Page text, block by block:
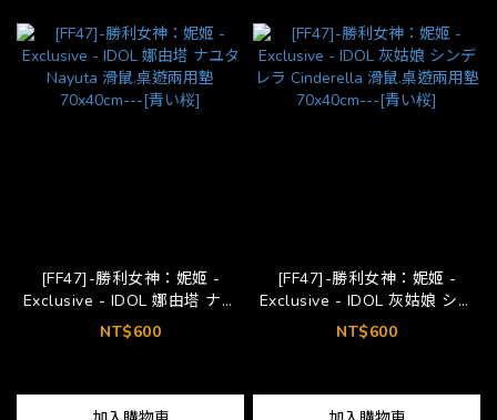
[FF47]-勝利女神：妮姬 -
Exclusive - IDOL 娜由塔 ナユ
タ Nayuta 滑鼠.桌遊兩用墊
70x40cm---[青い桜]
NT$600
[FF47]-勝利女神：妮姬 -
Exclusive - IDOL 灰姑娘 シン
デレラ Cinderella 滑鼠.桌遊兩
用墊 70x40cm---[青い桜]
NT$600